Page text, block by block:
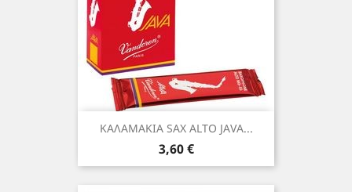
ΚΑΛΑΜΑΚΙΑ SAX ALTO JAVA...
Τιμή
3,60 €